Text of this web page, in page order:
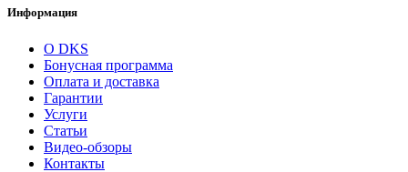
Информация
О DKS
Бонусная программа
Оплата и доставка
Гарантии
Услуги
Статьи
Видео-обзоры
Контакты